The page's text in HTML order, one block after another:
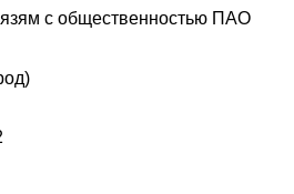
с общественностью ПАО